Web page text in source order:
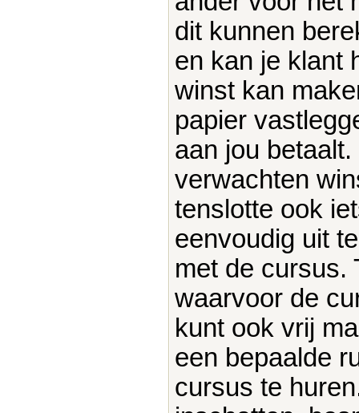
dit kunnen
en kan je klant
winst kan
papier
aan jou
verwachten
tenslotte ook
eenvoudig uit
met de cursus.
waarvoor de
kunt ook vrij
een bepaalde
cursus te